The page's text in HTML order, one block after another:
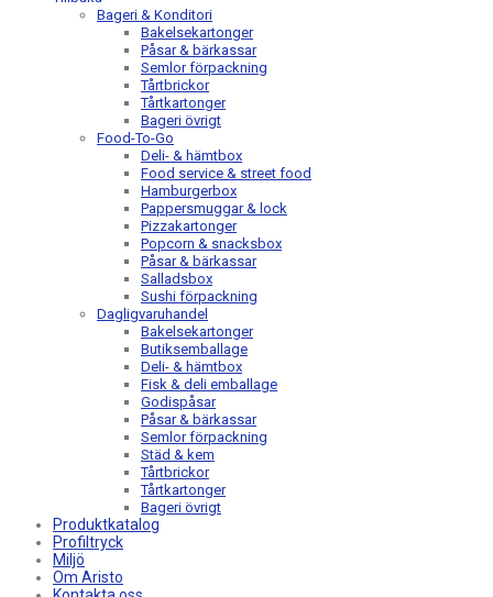
Bageri & Konditori
Bakelsekartonger
Påsar & bärkassar
Semlor förpackning
Tårtbrickor
Tårtkartonger
Bageri övrigt
Food-To-Go
Deli- & hämtbox
Food service & street food
Hamburgerbox
Pappersmuggar & lock
Pizzakartonger
Popcorn & snacksbox
Påsar & bärkassar
Salladsbox
Sushi förpackning
Dagligvaruhandel
Bakelsekartonger
Butiksemballage
Deli- & hämtbox
Fisk & deli emballage
Godispåsar
Påsar & bärkassar
Semlor förpackning
Städ & kem
Tårtbrickor
Tårtkartonger
Bageri övrigt
Produktkatalog
Profiltryck
Miljö
Om Aristo